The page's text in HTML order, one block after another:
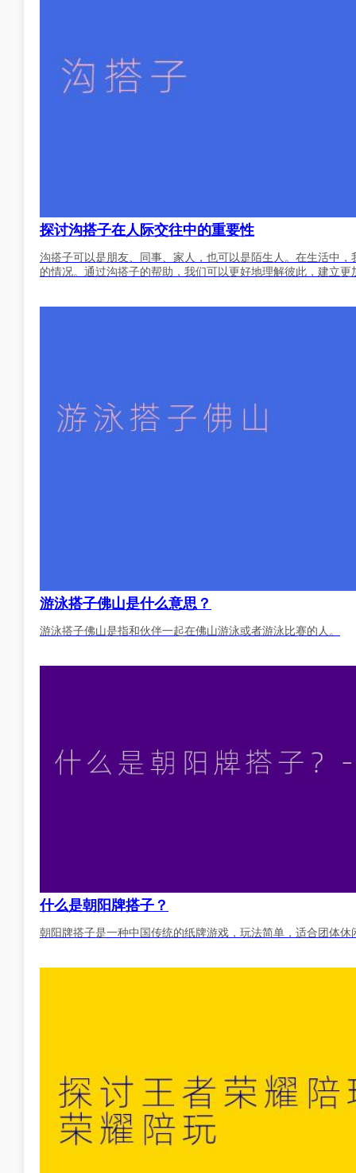
探讨沟搭子在人际交往中的重要性
沟搭子可以是朋友、同事、家人，也可以是陌生人。在生活中
的情况。通过沟搭子的帮助，我们可以更好地理解彼此，建立
游泳搭子佛山是什么意思？
游泳搭子佛山是指和伙伴一起在佛山游泳或者游泳比赛的人。
什么是朝阳牌搭子？
朝阳牌搭子是一种中国传统的纸牌游戏，玩法简单，适合团体休